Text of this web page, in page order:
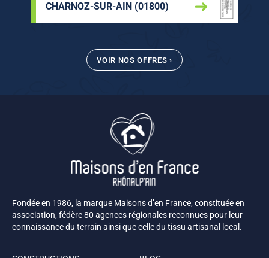
CHARNOZ-SUR-AIN (01800)
VOIR NOS OFFRES ›
Fondée en 1986, la marque Maisons d’en France, constituée en
association, fédère 80 agences régionales reconnues pour leur
connaissance du terrain ainsi que celle du tissu artisanal local.